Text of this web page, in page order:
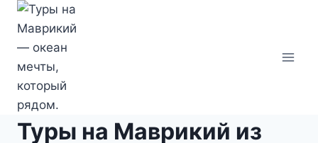
Перейти
содержимому
Туры на Маврикий из